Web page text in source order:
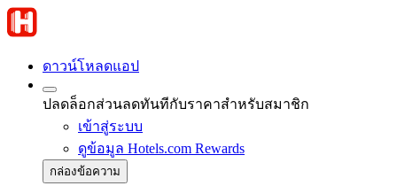
ดาวน์โหลดแอป
ปลดล็อกส่วนลดทันทีกับราคาสำหรับสมาชิก
เข้าสู่ระบบ
ดูข้อมูล Hotels.com Rewards
กล่องข้อความ